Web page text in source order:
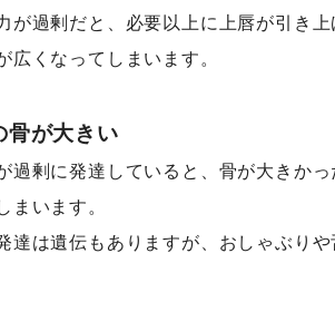
が過剰だと、必要以上に上唇が引き
広くなってしまいます。
骨が大きい
過剰に発達していると、骨が大きか
まいます。
達は遺伝もありますが、おしゃぶり